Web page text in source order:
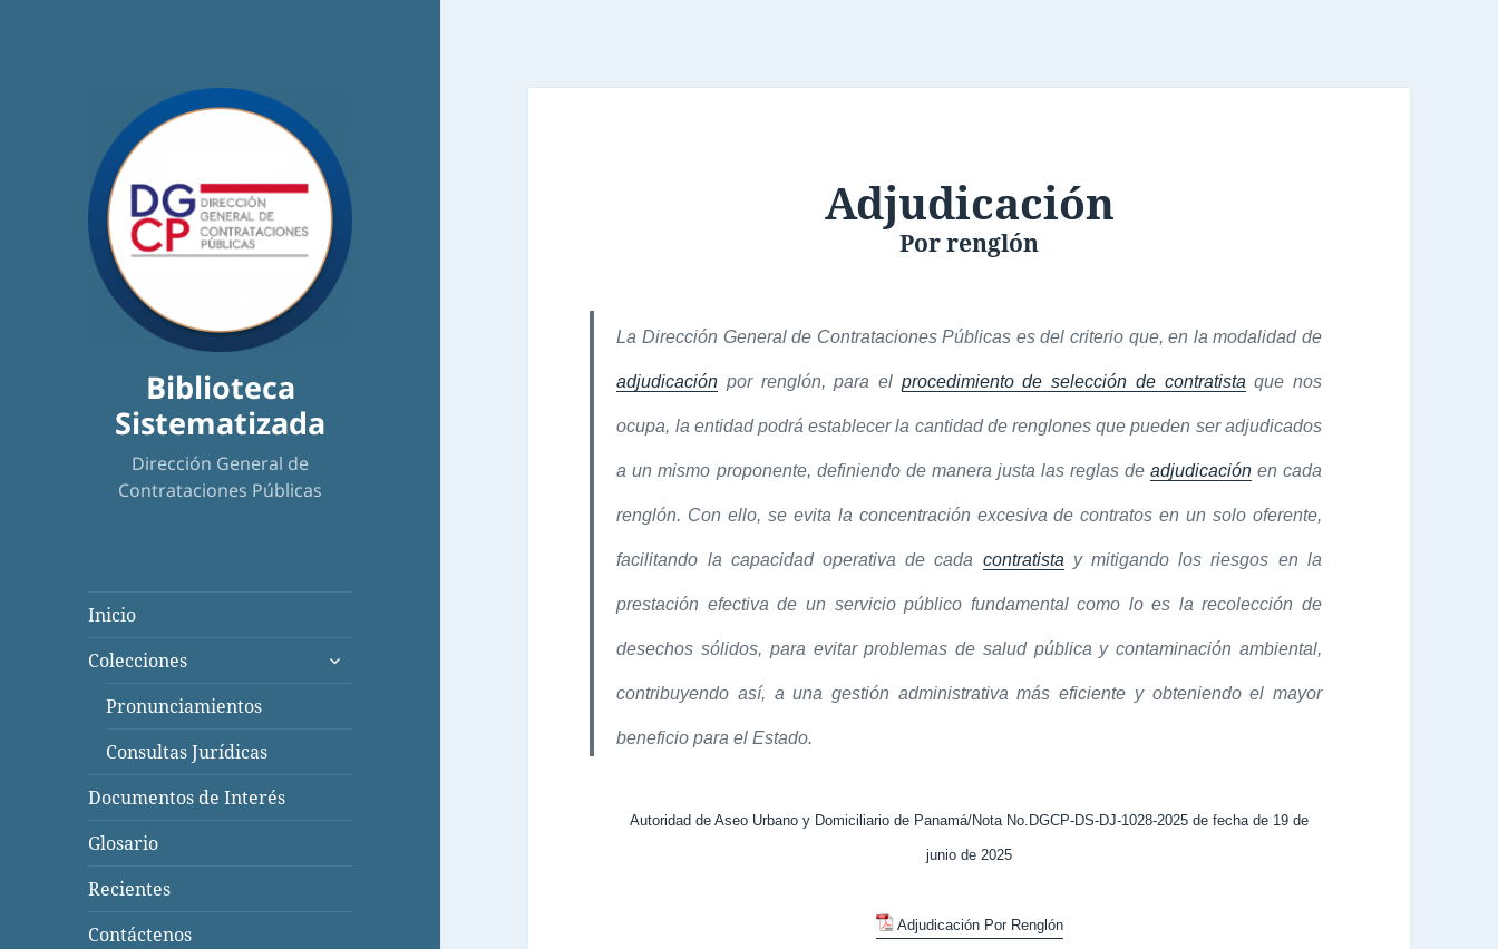
Biblioteca
Sistematizada
Dirección General de
Contrataciones Públicas
Inicio
Colecciones
expande
Pronunciamientos
Consultas Jurídicas
Documentos de Interés
Glosario
Recientes
Contáctenos
Adjudicación
Por renglón
La Dirección General de Contrataciones Públicas es del criterio que, en la modalidad de
adjudicación por renglón, para el procedimiento de selección de contratista que nos
ocupa, la entidad podrá establecer la cantidad de renglones que pueden ser adjudicados
a un mismo proponente, definiendo de manera justa las reglas de adjudicaciónen cada
renglón. Con ello, se evita la concentración excesiva de contratos en un solo oferente,
facilitando la capacidad operativa de cada contratista y mitigando los riesgos en la
prestación efectiva de un servicio público fundamental como lo es la recolección de
desechos sólidos, para evitar problemas de salud pública y contaminación ambiental,
contribuyendo así, a una gestión administrativa más eficiente y obteniendo el mayor
beneficio para el Estado.
Autoridad de Aseo Urbano y Domiciliario de Panamá/Nota No.DGCP-DS-DJ-1028-2025 de fecha de 19 de
junio de 2025
Adjudicación Por Renglón